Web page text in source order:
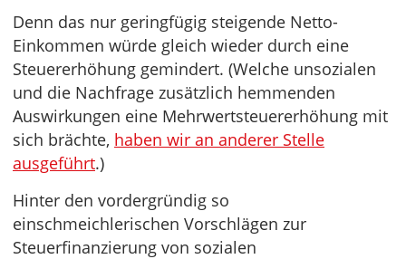
Denn das nur geringfügig steigende Netto-
Einkommen würde gleich wieder durch eine
Steuererhöhung gemindert. (Welche unsozialen
und die Nachfrage zusätzlich hemmenden
Auswirkungen eine Mehrwertsteuererhöhung mit
sich brächte, haben wir an anderer Stelle
ausgeführt.)
Hinter den vordergründig so
einschmeichlerischen Vorschlägen zur
Steuerfinanzierung von sozialen